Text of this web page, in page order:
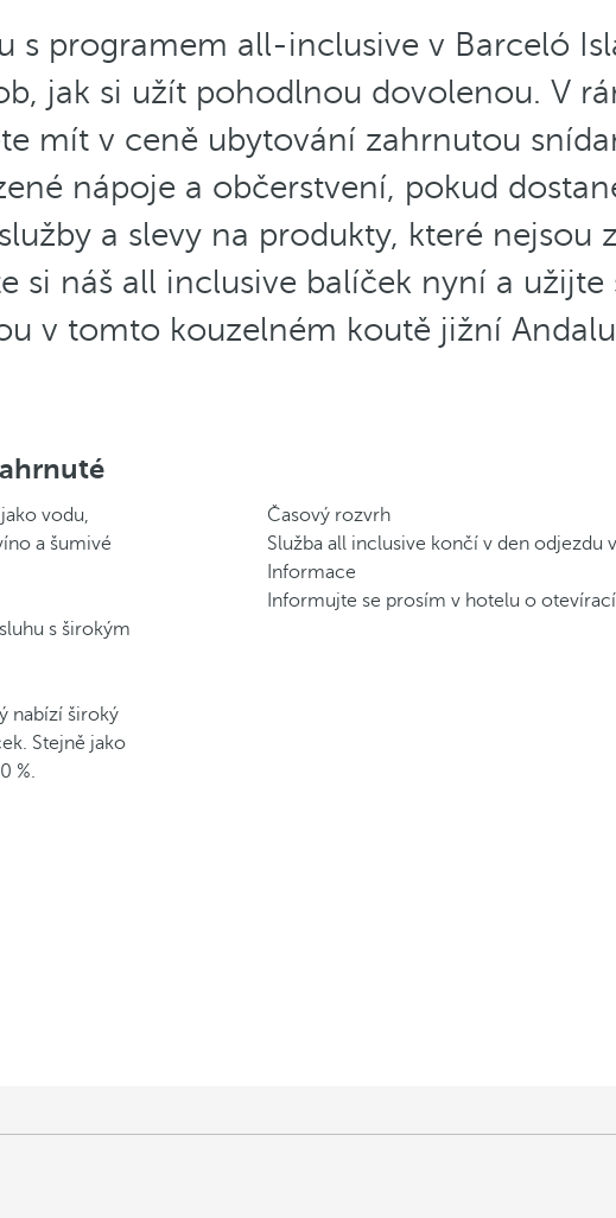
s programem all-inclusive v Barceló
jak si užít pohodlnou dovolenou. V
mít v ceně ubytování zahrnutou
nápoje a občerstvení, pokud
a slevy na produkty, které nejsou
si náš all inclusive balíček nyní a užijte
v tomto kouzelném koutě jižní
vodu,
a šumivé
s širokým
nabízí široký
Stejně jako
%.
Časový rozvrh
Služba all inclusive končí v den odjezdu
Informace
Informujte se prosím v hotelu o